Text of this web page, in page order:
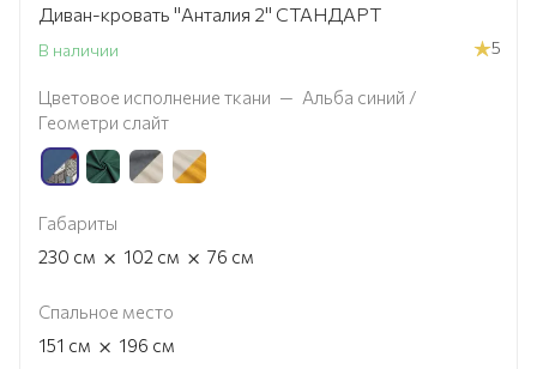
Диван-кровать "Анталия 2" СТАНДАРТ
В наличии 5
Цветовое исполнение ткани — Альба синий /
Геометри слайт
Габариты
230 см × 102 см × 76 см
Спальное место
151 см × 196 см